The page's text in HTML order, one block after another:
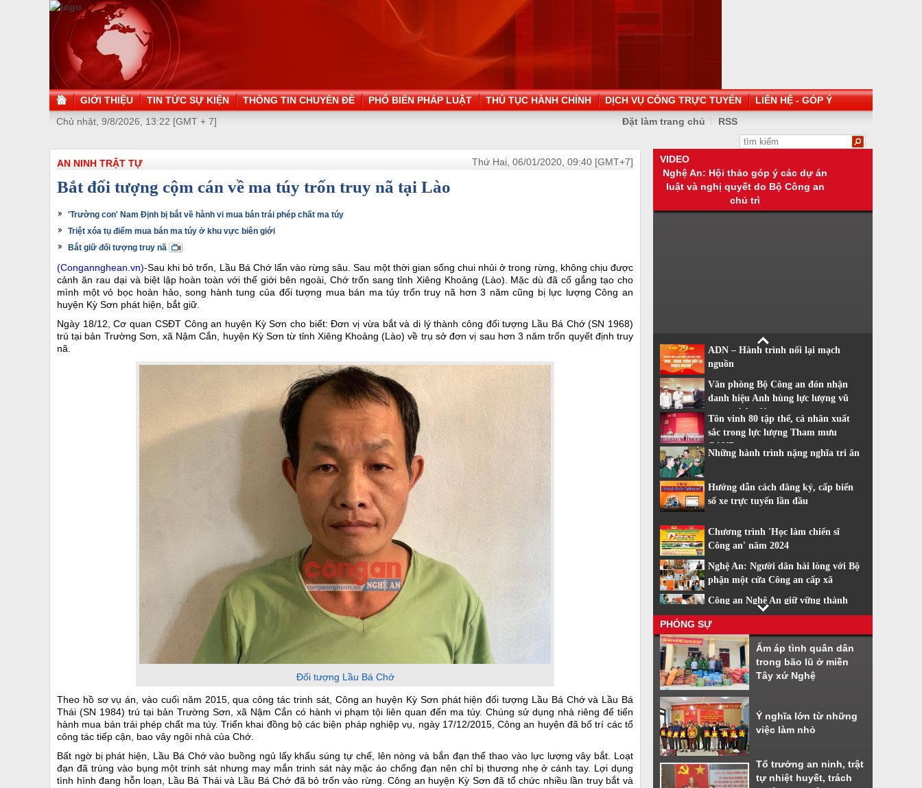
GIỚI THIỆU TIN TỨC SỰ KIỆN THÔNG TIN CHUYÊN ĐỀ PHỔ BIẾN PHÁP LUẬT THỦ TỤC HÀNH CHÍNH DỊCH VỤ CÔNG TRỰC TUYẾN
LIÊN HỆ - GÓP Ý
Chủ nhật, 9/8/2026, 13:22 [GMT + 7]
Đặt làm trang chủ RSS
AN NINH TRẬT TỰ Thứ Hai, 06/01/2020, 09:40 [GMT+7]
Bắt đối tượng cộm cán về ma túy trốn truy nã tại Lào
'Trường con' Nam Định bị bắt về hành vi mua bán trái phép chất ma túy
Triệt xóa tụ điểm mua bán ma túy ở khu vực biên giới
Bắt giữ đối tượng truy nã
(Congannghean.vn)-Sau khi bỏ trốn, Lầu Bá Chớ lẩn vào rừng sâu. Sau một thời gian sống chui nhủi ở trong rừng, không chịu được
cảnh ăn rau dại và biệt lập hoàn toàn với thế giới bên ngoài, Chớ trốn sang tỉnh Xiêng Khoảng (Lào). Mặc dù đã cố gắng tạo cho
mình một vỏ bọc hoàn hảo, song hành tung của đối tượng mua bán ma túy trốn truy nã hơn 3 năm cũng bị lực lượng Công an
huyện Kỳ Sơn phát hiện, bắt giữ.
Ngày 18/12, Cơ quan CSĐT Công an huyện Kỳ Sơn cho biết: Đơn vị vừa bắt và di lý thành công đối tượng Lầu Bá Chớ (SN 1968)
trú tại bản Trường Sơn, xã Nậm Cắn, huyện Kỳ Sơn từ tỉnh Xiêng Khoảng (Lào) về trụ sở đơn vị sau hơn 3 năm trốn quyết định truy
nã.
Đối tượng Lầu Bá Chớ
Theo hồ sơ vụ án, vào cuối năm 2015, qua công tác trinh sát, Công an huyện Kỳ Sơn phát hiện đối tượng Lầu Bá Chớ và Lầu Bá
Thái (SN 1984) trú tại bản Trường Sơn, xã Nậm Cắn có hành vi phạm tội liên quan đến ma túy. Chúng sử dụng nhà riêng để tiến
hành mua bán trái phép chất ma túy. Triển khai đồng bộ các biện pháp nghiệp vụ, ngày 17/12/2015, Công an huyện đã bố trí các tổ
công tác tiếp cận, bao vây ngôi nhà của Chớ.
Bất ngờ bị phát hiện, Lầu Bá Chớ vào buồng ngủ lấy khẩu súng tự chế, lên nòng và bắn đạn thể thao vào lực lượng vây bắt. Loạt
đạn đã trúng vào bụng một trinh sát nhưng may mắn trinh sát này mặc áo chống đạn nên chỉ bị thương nhẹ ở cánh tay. Lợi dụng
tình hình đang hỗn loạn, Lầu Bá Thái và Lầu Bá Chớ đã bỏ trốn vào rừng. Công an huyện Kỳ Sơn đã tổ chức nhiều lần truy bắt và
VIDEO
Nghệ An: Hội thảo góp ý các dự án
luật và nghị quyết do Bộ Công an
chủ trì
ADN – Hành trình nối lại mạch
nguồn
Văn phòng Bộ Công an đón nhận
danh hiệu Anh hùng lực lượng vũ
trang nhân dân
Tôn vinh 80 tập thể, cá nhân xuất
sắc trong lực lượng Tham mưu
CAND
Những hành trình nặng nghĩa tri ân
Hướng dẫn cách đăng ký, cấp biển
số xe trực tuyến lần đầu
Chương trình 'Học làm chiến sĩ
Công an' năm 2024
Nghệ An: Người dân hài lòng với Bộ
phận một cửa Công an cấp xã
Công an Nghệ An giữ vững thành
tích dẫn đầu về cải cách hành chính
Nhiều tiện ích khi sử dụng phần
mềm VNeiD
Cách đăng ký tài khoản định danh
điện tử
PHÓNG SỰ
Ấm áp tình quân dân
trong bão lũ ở miền
Tây xứ Nghệ
Ý nghĩa lớn từ những
việc làm nhỏ
Tổ trưởng an ninh, trật
tự nhiệt huyết, trách